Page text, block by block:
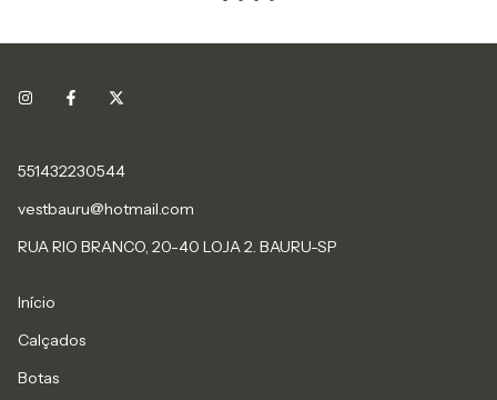
551432230544
vestbauru@hotmail.com
RUA RIO BRANCO, 20-40 LOJA 2. BAURU-SP
Início
Calçados
Botas